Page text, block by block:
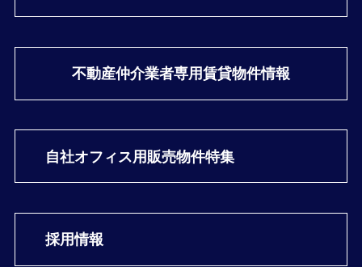
不動産仲介業者専用賃貸物件情報
自社オフィス用販売物件特集
採用情報